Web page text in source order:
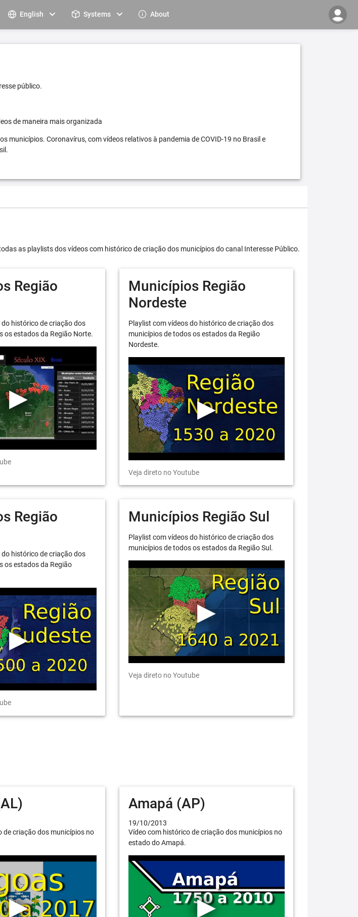
English Systems About
público.
de maneira mais organizada
municípios. Coronavírus, com vídeos relativos à pandemia de COVID-19 no Brasil e
as playlists dos vídeos com histórico de criação dos municípios do canal Interesse Público.
Região
histórico de criação dos
os estados da Região Norte.
Municípios Região
Nordeste
Playlist com vídeos do histórico de criação dos
municípios de todos os estados da Região
Nordeste.
Veja direto no Youtube
Região
histórico de criação dos
os estados da Região
Municípios Região Sul
Playlist com vídeos do histórico de criação dos
municípios de todos os estados da Região Sul.
Veja direto no Youtube
de criação dos municípios no
Amapá (AP)
19/10/2013
Vídeo com histórico de criação dos municípios no
estado do Amapá.